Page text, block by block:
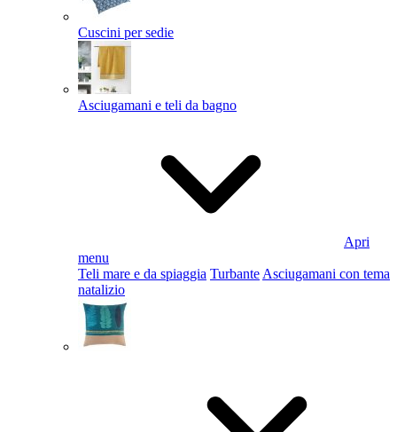
Cuscini per sedie
Asciugamani e teli da bagno
Apri
menu
Teli mare e da spiaggia Turbante Asciugamani con tema
natalizio